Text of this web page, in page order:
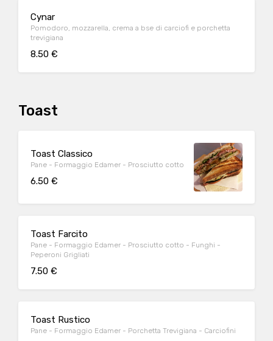
Cynar
Pomodoro, mozzarella, crema a bse di carciofi e porchetta
trevigiana
8.50 €
Toast
Toast Classico
Pane - Formaggio Edamer - Prosciutto cotto
6.50 €
Toast Farcito
Pane - Formaggio Edamer - Prosciutto cotto - Funghi -
Peperoni Grigliati
7.50 €
Toast Rustico
Pane - Formaggio Edamer - Porchetta Trevigiana - Carciofini